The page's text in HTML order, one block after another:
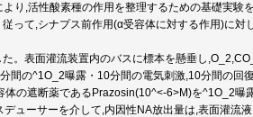
り,活性酸素種の作用を整理するための基礎実験
って,シナプス前作用(α受容体に対する作用)に対
。表面灌流装置内のバスに標本を懸垂し
間の^1O_2曝露・10分間の電気刺激,10分間の回
の遮断薬であるPrazosin(10^<-6>M)を^1O_2曝
ューサーを介して,内因性NA放出量は,表面灌流